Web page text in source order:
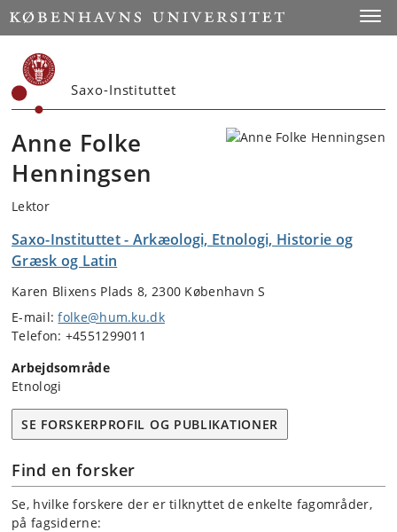
Start
Saxo-Instituttet
Anne Folke
Henningsen
Lektor
Saxo-Instituttet - Arkæologi, Etnologi, Historie og
Græsk og Latin
Karen Blixens Plads 8, 2300 København S
E-mail:folke@hum.ku.dk
Telefon: +4551299011
Arbejdsområde
Etnologi
SE FORSKERPROFIL OG PUBLIKATIONER
Find en forsker
Se, hvilke forskere der er tilknyttet de enkelte fagområder,
på fagsiderne: